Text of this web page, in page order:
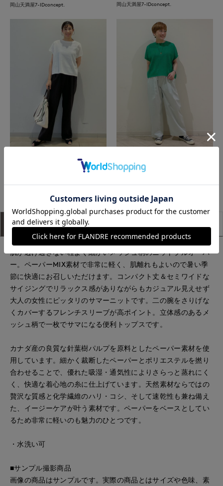
岡山天満屋7-IDconcept. 岡山天満屋7-IDconcept.
アイテム説明
肌が透け過ぎない程よく細かいメッシュ柄のニットプルオーバ
ー。ペーパーMIX素材で非常に軽く、肌離れもよいので暑い季
節に快適にお召しいただけます。コンパクト丈＆セミワイドな
サイジングでリラックス感がありながらもカジュアル見えせず
大人の女性にピッタリのサマーニットです。二の腕をさりげな
くカバーするフレンチスリーブが高ポイント。立体感のあるメ
ッシュ柄で一枚でサマになる便利トップスです。
カナダ産の良質な針葉樹パルプを原料としたペーパー素材を使
用しています。細かく裁断したペーパーとポリエステルを撚り
合わせることで、優れた吸湿・通気性によりさらっと蒸れにく
く、快適な着心地の糸に仕上げています。天然素材ならではの
贅沢な質感と化学繊維のハリ・コシ、そして速乾性も兼ね備え
た、イージーケアが叶う素材です。ペーパーをベースとしてい
るため非常に軽いのも魅力のひとつです。
・水洗い可
■サンプル撮影商品
画像の商品はサンプルです。実際の商品とはサイズや色味、素